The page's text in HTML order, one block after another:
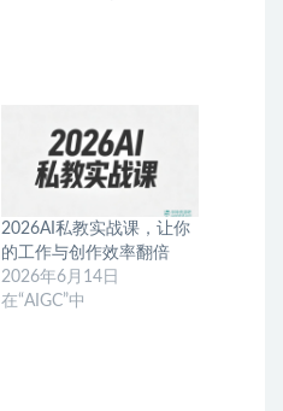
2026AI私教实战课，让你
的工作与创作效率翻倍
2026年6月14日
在“AIGC”中